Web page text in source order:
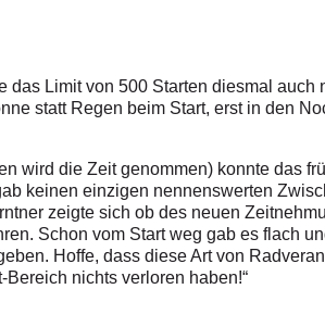
Limit von 500 Starten diesmal auch
statt Regen beim Start, erst in den
wird die Zeit genommen) konnte das
keinen einzigen nennenswerten
zeigte sich ob des neuen
Schon vom Start weg gab es flach
Hoffe, dass diese Art von
nichts verloren haben!“